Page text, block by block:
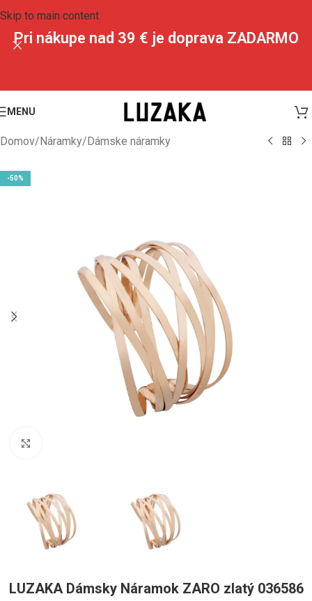
Skip to main content
Pri nákupe nad 39 € je doprava ZADARMO
MENU
Domov/Náramky/Dámske náramky
-50%
LUZAKA Dámsky Náramok ZARO zlatý 036586